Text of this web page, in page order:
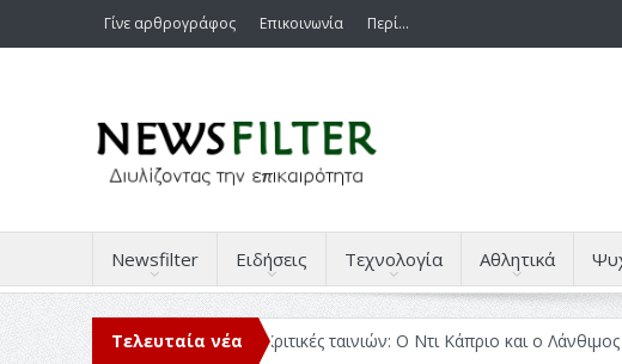
Γίνε αρθρογράφος Επικοινωνία Περί…
Newsfilter Ειδήσεις Τεχνολογία Αθλητικά
Τελευταία νέα
μέσα στο 2025 Κριτικές ταινιών: Ο Ντι Κάπριο και ο Λάνθιμος